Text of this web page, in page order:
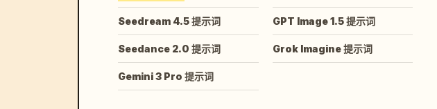
Seedream 4.5 提示词 GPT Image 1.5 提示词
Seedance 2.0 提示词 Grok Imagine 提示词
Gemini 3 Pro 提示词